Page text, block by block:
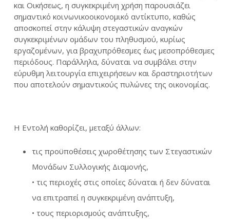
και Οικήσεως, η συγκεκριμένη χρήση παρουσιάζει
σημαντικό κοινωνικοοικονομικό αντίκτυπο, καθώς
αποσκοπεί στην κάλυψη στεγαστικών αναγκών
συγκεκριμένων ομάδων του πληθυσμού, κυρίως
εργαζομένων, για βραχυπρόθεσμες έως μεσοπρόθεσμες
περιόδους. Παράλληλα, δύναται να συμβάλει στην
εύρυθμη λειτουργία επιχειρήσεων και δραστηριοτήτων
που αποτελούν σημαντικούς πυλώνες της οικονομίας.
Η Εντολή καθορίζει, μεταξύ άλλων:
τις προϋποθέσεις χωροθέτησης των Στεγαστικών
Μονάδων Συλλογικής Διαμονής,
• τις περιοχές στις οποίες δύναται ή δεν δύναται
να επιτραπεί η συγκεκριμένη ανάπτυξη,
• τους περιορισμούς ανάπτυξης,